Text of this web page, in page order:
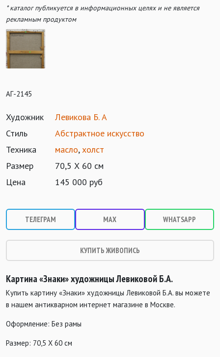
* каталог публикуется в информационных целях и не является
рекламным продуктом
АГ-2145
Художник
Левикова Б. А
Стиль
Абстрактное искусство
Техника
масло,холст
Размер
70,5 Х 60 см
Цена
145 000 руб
ТЕЛЕГРАМ MAX WHATSAPP
КУПИТЬ ЖИВОПИСЬ
Картина «Знаки» художницы Левиковой Б.А.
Купить картину «Знаки» художницы Левиковой Б.А. вы можете
в нашем антикварном интернет магазине в Москве.
Оформление: Без рамы
Размер: 70,5 Х 60 см